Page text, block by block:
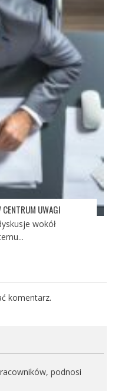
UWAGI
wokół
komentarz.
podnosi